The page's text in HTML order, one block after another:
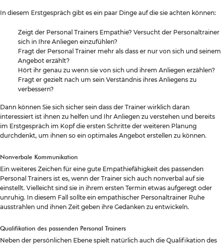
In diesem Erstgespräch gibt es ein paar Dinge auf die sie achten können:
Zeigt der Personal Trainers Empathie? Versucht der Personaltrainer
sich in Ihre Anliegen einzufühlen?
Fragt der Personal Trainer mehr als dass er nur von sich und seinem
Angebot erzählt?
Hört ihr genau zu wenn sie von sich und ihrem Anliegen erzählen?
Fragt er gezielt nach um sein Verständnis ihres Anliegens zu
verbessern?
Dann können Sie sich sicher sein dass der Trainer wirklich daran
interessiert ist ihnen zu helfen und Ihr Anliegen zu verstehen und bereits
im Erstgespräch im Kopf die ersten Schritte der weiteren Planung
durchdenkt, um ihnen so ein optimales Angebot erstellen zu können.
Nonverbale Kommunikation
Ein weiteres Zeichen für eine gute Empathiefähigkeit des passenden
Personal Trainers ist es, wenn der Trainer sich auch nonverbal auf sie
einstellt. Vielleicht sind sie in ihrem ersten Termin etwas aufgeregt oder
unruhig. In diesem Fall sollte ein empathischer Personaltrainer Ruhe
ausstrahlen und ihnen Zeit geben ihre Gedanken zu entwickeln.
Qualifikation des passenden Personal Trainers
Neben der persönlichen Ebene spielt natürlich auch die Qualifikation des